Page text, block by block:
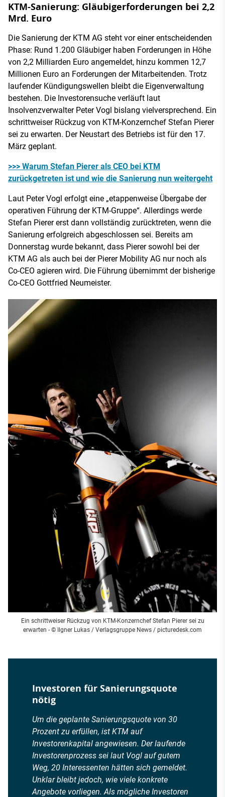
KTM-Sanierung: Gläubigerforderungen bei 2,2
Mrd. Euro
Die Sanierung der KTM AG steht vor einer entscheidenden
Phase: Rund 1.200 Gläubiger haben Forderungen in Höhe
von 2,2 Milliarden Euro angemeldet, hinzu kommen 12,7
Millionen Euro an Forderungen der Mitarbeitenden. Trotz
laufender Kündigungswellen bleibt die Eigenverwaltung
bestehen. Die Investorensuche verläuft laut
Insolvenzverwalter Peter Vogl bislang vielversprechend. Ein
schrittweiser Rückzug von KTM-Konzernchef Stefan Pierer
sei zu erwarten. Der Neustart des Betriebs ist für den 17.
März geplant.
>>> Warum Stefan Pierer als CEO bei KTM
zurückgetreten ist und wie die Sanierung nun weitergeht
Laut Peter Vogl erfolgt eine „etappenweise Übergabe der
operativen Führung der KTM-Gruppe“. Allerdings werde
Stefan Pierer erst dann vollständig zurücktreten, wenn die
Sanierung erfolgreich abgeschlossen sei. Bereits am
Donnerstag wurde bekannt, dass Pierer sowohl bei der
KTM AG als auch bei der Pierer Mobility AG nur noch als
Co-CEO agieren wird. Die Führung übernimmt der bisherige
Co-CEO Gottfried Neumeister.
Ein schrittweiser Rückzug von KTM-Konzernchef Stefan Pierer sei zu
erwarten - © Ilgner Lukas / Verlagsgruppe News / picturedesk.com
Investoren für Sanierungsquote
nötig
Um die geplante Sanierungsquote von 30
Prozent zu erfüllen, ist KTM auf
Investorenkapital angewiesen. Der laufende
Investorenprozess sei laut Vogl auf gutem
Weg, 20 Interessenten hätten sich gemeldet.
Unklar bleibt jedoch, wie viele konkrete
Angebote vorliegen. Als mögliche Investoren